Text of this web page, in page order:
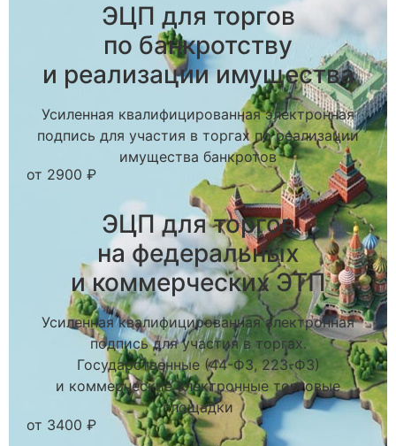
ЭЦП для торгов
по банкротству
и реализации имущества
Усиленная квалифицированная электронная
подпись для участия в торгах по реализации
имущества банкротов
от 2900 ₽
ЭЦП для торгов
на федеральных
и коммерческих ЭТП
Усиленная квалифицированная электронная
подпись для участия в торгах.
Государственные (44-ФЗ, 223-ФЗ)
и коммерческие электронные торговые
площадки
от 3400 ₽